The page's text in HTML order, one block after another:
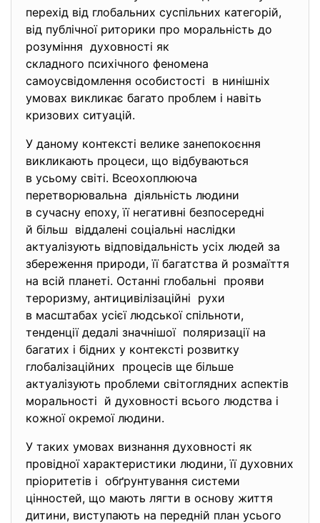
перехід від глобальних суспільних категорій,
від публічної риторики про моральність до
розуміння духовності як
складного психічного феномена
самоусвідомлення особистості в нинішніх
умовах викликає багато проблем і навіть
кризових ситуацій.
У даному контексті велике занепокоєння
викликають процеси, що відбуваються
в усьому світі. Всеохоплююча
перетворювальна діяльність людини
в сучасну епоху, її негативні безпосередні
й більш віддалені соціальні наслідки
актуалізують відповідальність усіх людей за
збереження природи, її багатства й розмаїття
на всій планеті. Останні глобальні прояви
тероризму, антицивілізаційні рухи
в масштабах усієї людської спільноти,
тенденції дедалі значнішої поляризації на
багатих і бідних у контексті розвитку
глобалізаційних процесів ще більше
актуалізують проблеми світоглядних аспектів
моральності й духовності всього людства і
кожної окремої людини.
У таких умовах визнання духовності як
провідної характеристики людини, її духовних
пріоритетів і обґрунтування системи
цінностей, що мають лягти в основу життя
дитини, виступають на передній план усього